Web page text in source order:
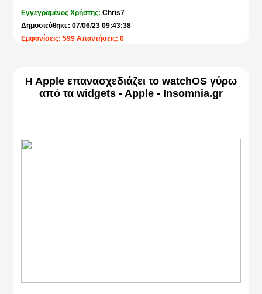
Εγγεγραμένος Χρήστης:Chris7
Δημοσιεύθηκε: 07/06/23 09:43:38
Εμφανίσεις: 599 Απαντήσεις: 0
H Apple επανασχεδιάζει το watchOS γύρω
από τα widgets - Apple - Insomnia.gr